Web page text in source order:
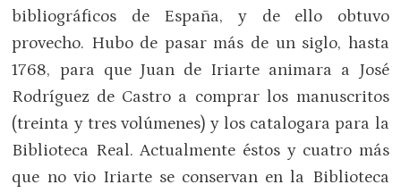
bibliográficos de España, y de ello obtuvo
provecho. Hubo de pasar más de un siglo, hasta
1768, para que Juan de Iriarte animara a José
Rodríguez de Castro a comprar los manuscritos
(treinta y tres volúmenes) y los catalogara para la
Biblioteca Real. Actualmente éstos y cuatro más
que no vio Iriarte se conservan en la Biblioteca